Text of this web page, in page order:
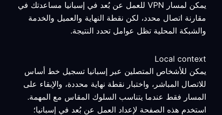
يمكن لمسار VPN للعمل عن بُعد في إسبانيا مساعدتك في
مقارنة اتصال محدد، لكن نقطة النهاية والعميل والخدمة
والشبكة المحلية تظل عوامل تحدد النتيجة.
Local context
يمكن للأشخاص المتصلين عبر إسبانيا تسجيل خط أساس
للاتصال المباشر، واختبار نقطة نهاية محددة، والإبقاء على
المسار فقط عندما يتناسب السلوك المقاس مع المهمة.
استخدم هذه الصفحة لإعداد العمل عن بُعد في إسبانيا؛